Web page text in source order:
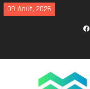
Skip
to
09 Août, 2026